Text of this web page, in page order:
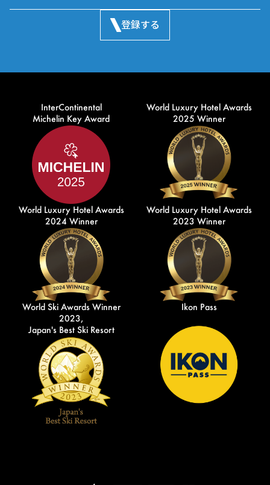
登録する
InterContinental
Michelin Key Award
World Luxury Hotel Awards
2025 Winner
World Luxury Hotel Awards
2024 Winner
World Luxury Hotel Awards
2023 Winner
World Ski Awards Winner
2023,
Japan's Best Ski Resort
Ikon Pass